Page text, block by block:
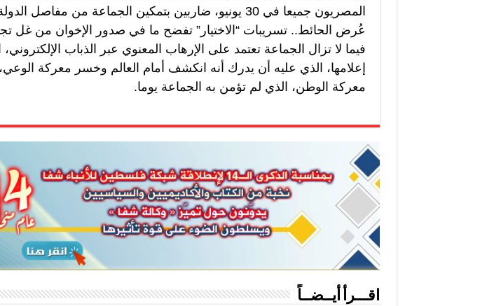
المصريون جميعا في 30 يونيو، ضاربين بتمكين الجماعة من مفاصل
عُرض الحائط.. تسريبات “الاختيار” تفضح ما في صدور الإخوان من غل
فيما لا تزال الجماعة تعتمد على الإرهاب المعنوي عبر الذباب الإلكتروني،
إعلامها، الذي عليه أن يدرك أنه انكشف أمام العالم وخسر معركة
معركة الوطن، الذي لم تؤمن به الجماعة يوما.
اقـــرأ أيــضــاً